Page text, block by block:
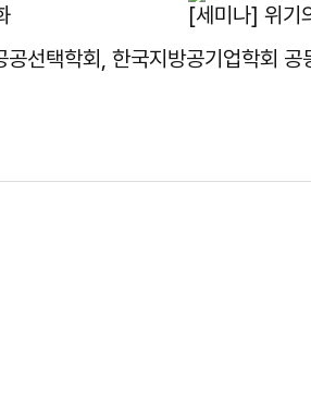
[세미나] 위기
선택학회, 한국지방공기업학회 공